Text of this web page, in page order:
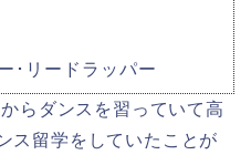
･リードラッパー
らダンスを習っていて高
ス留学をしていたことが